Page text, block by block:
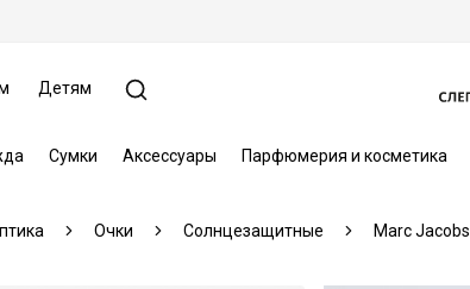
Детям
Сумки Аксессуары Парфюмерия и косметика
Очки Солнцезащитные Marc Jacobs